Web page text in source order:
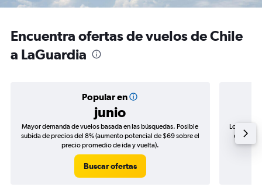
Encuentra ofertas de vuelos de Chile
a LaGuardia
Popular en
junio
Mayor demanda de vuelos basada en las búsquedas. Posible
subida de precios del 8% (aumento potencial de $69 sobre el
precio promedio de ida y vuelta).
Buscar ofertas
Los
de